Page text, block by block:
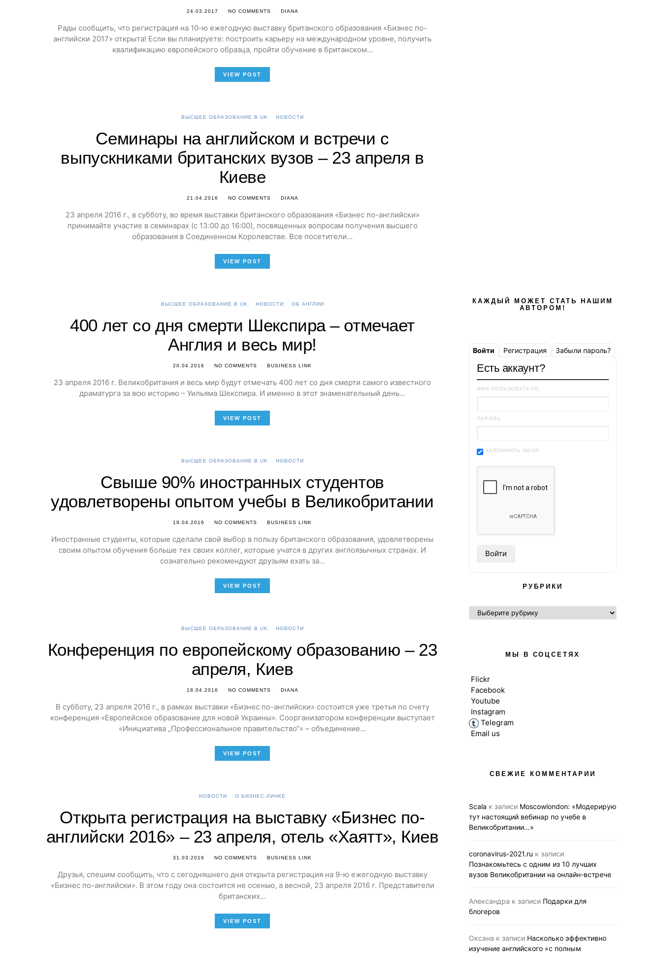
24.03.2017 NO COMMENTS DIANA
Рады сообщить, что регистрация на 10-ю ежегодную выставку британского образования «Бизнес по-
английски 2017» открыта! Если вы планируете: построить карьеру на международном уровне, получить
квалификацию европейского образца, пройти обучение в британском…
VIEW POST
ВЫСШЕЕ ОБРАЗОВАНИЕ В UK НОВОСТИ
Семинары на английском и встречи с
выпускниками британских вузов – 23 апреля в
Киеве
21.04.2016 NO COMMENTS DIANA
23 апреля 2016 г., в субботу, во время выставки британского образования «Бизнес по-английски»
принимайте участие в семинарах (с 13:00 до 16:00), посвященных вопросам получения высшего
образования в Соединенном Королевстве. Все посетители…
VIEW POST
ВЫСШЕЕ ОБРАЗОВАНИЕ В UK НОВОСТИ ОБ АНГЛИИ
400 лет со дня смерти Шекспира – отмечает
Англия и весь мир!
20.04.2016 NO COMMENTS BUSINESS LINK
23 апреля 2016 г. Великобритания и весь мир будут отмечать 400 лет со дня смерти самого известного
драматурга за всю историю – Уильяма Шекспира. И именно в этот знаменательный день…
VIEW POST
ВЫСШЕЕ ОБРАЗОВАНИЕ В UK НОВОСТИ
Свыше 90% иностранных студентов
удовлетворены опытом учебы в Великобритании
19.04.2016 NO COMMENTS BUSINESS LINK
Иностранные студенты, которые сделали свой выбор в пользу британского образования, удовлетворены
своим опытом обучения больше тех своих коллег, которые учатся в других англоязычных странах. И
сознательно рекомендуют друзьям ехать за…
VIEW POST
ВЫСШЕЕ ОБРАЗОВАНИЕ В UK НОВОСТИ
Конференция по европейскому образованию – 23
апреля, Киев
18.04.2016 NO COMMENTS DIANA
В субботу, 23 апреля 2016 г., в рамках выставки «Бизнес по-английски» состоится уже третья по счету
конференция «Европейское образование для новой Украины». Соорганизатором конференции выступает
«Инициатива „Профессиональное правительство“» – объединение…
VIEW POST
НОВОСТИ О БИЗНЕС-ЛИНКЕ
Открыта регистрация на выставку «Бизнес по-
английски 2016» – 23 апреля, отель «Хаятт», Киев
31.03.2016 NO COMMENTS BUSINESS LINK
Друзья, спешим сообщить, что с сегодняшнего дня открыта регистрация на 9-ю ежегодную выставку
«Бизнес по-английски». В этом году она состоится не осенью, а весной, 23 апреля 2016 г. Представители
британских…
VIEW POST
КАЖДЫЙ МОЖЕТ СТАТЬ НАШИМ
АВТОРОМ!
Войти Регистрация Забыли пароль?
Есть аккаунт?
ИМЯ ПОЛЬЗОВАТЕЛЯ:
ПАРОЛЬ:
ЗАПОМНИТЬ МЕНЯ
РУБРИКИ
РУБРИКИ
МЫ В СОЦСЕТЯХ
Flickr
Facebook
Youtube
Instagram
Telegram
Email us
СВЕЖИЕ КОММЕНТАРИИ
Scala к записи Moscowlondon: «Модерирую
тут настоящий вебинар по учебе в
Великобритании…»
coronavirus-2021.ru к записи
Познакомьтесь с одним из 10 лучших
вузов Великобритании на онлайн-встрече
Александра к записи Подарки для
блогеров
Оксана к записи Насколько эффективно
изучение английского «с полным